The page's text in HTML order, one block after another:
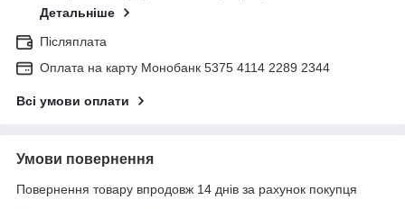
Детальніше
Післяплата
Оплата на карту Монобанк 5375 4114 2289 2344
Всі умови оплати
Умови повернення
Повернення товару впродовж 14 днів за рахунок покупця